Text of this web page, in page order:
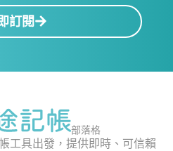
訂閱
部落格
工具出發，提供即時、可信賴